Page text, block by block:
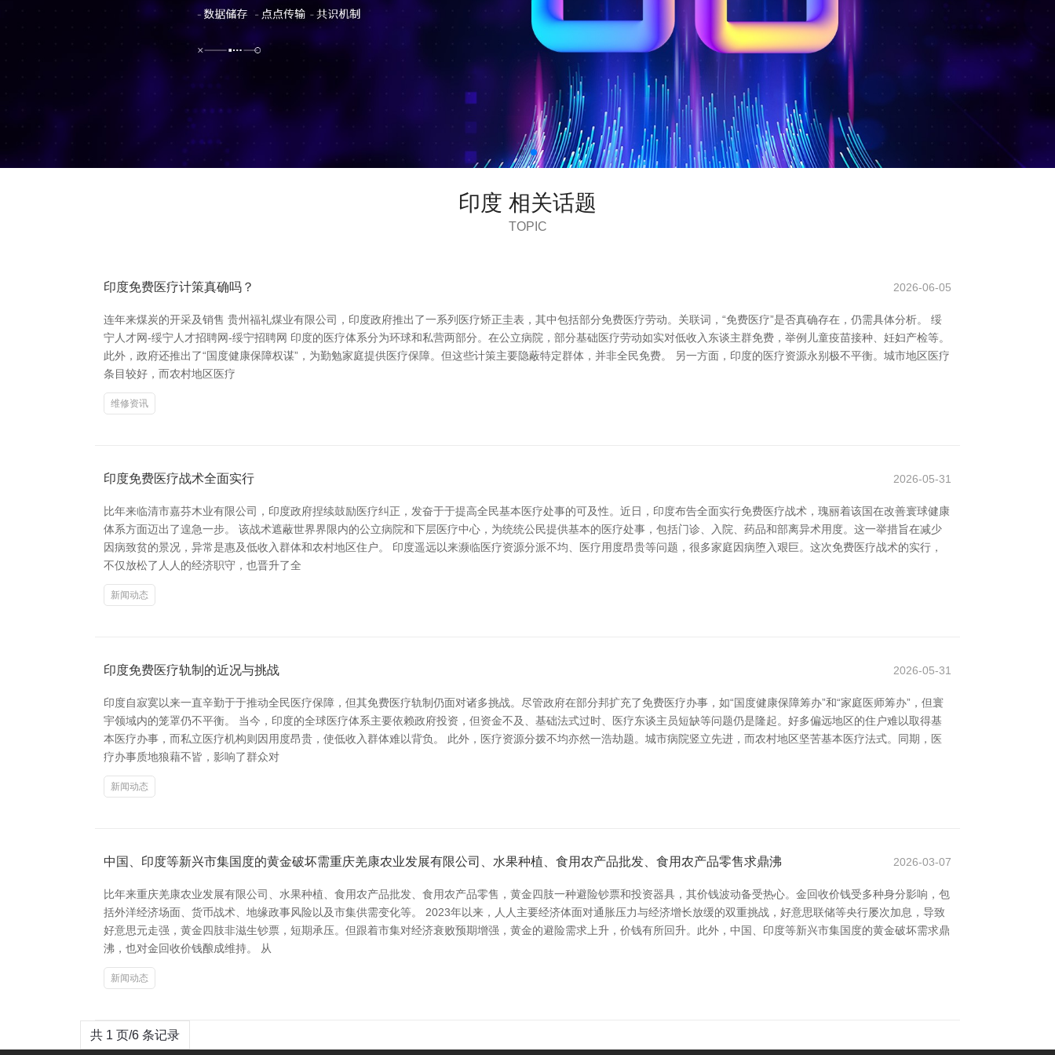
印度 相关话题
TOPIC
印度免费医疗计策真确吗？ 2026-06-05
连年来煤炭的开采及销售 贵州福礼煤业有限公司，印度政府推出了一系列医疗矫正圭表，其中包括部分免费医疗劳动。关联词，“免费医疗”是否真确存在，仍需具体分析。 绥
宁人才网-绥宁人才招聘网-绥宁招聘网 印度的医疗体系分为环球和私营两部分。在公立病院，部分基础医疗劳动如实对低收入东谈主群免费，举例儿童疫苗接种、妊妇产检等。
此外，政府还推出了“国度健康保障权谋”，为勤勉家庭提供医疗保障。但这些计策主要隐蔽特定群体，并非全民免费。 另一方面，印度的医疗资源永别极不平衡。城市地区医疗
条目较好，而农村地区医疗
维修资讯
印度免费医疗战术全面实行 2026-05-31
比年来临清市嘉芬木业有限公司，印度政府捏续鼓励医疗纠正，发奋于于提高全民基本医疗处事的可及性。近日，印度布告全面实行免费医疗战术，瑰丽着该国在改善寰球健康
体系方面迈出了遑急一步。 该战术遮蔽世界界限内的公立病院和下层医疗中心，为统统公民提供基本的医疗处事，包括门诊、入院、药品和部离异术用度。这一举措旨在减少
因病致贫的景况，异常是惠及低收入群体和农村地区住户。 印度遥远以来濒临医疗资源分派不均、医疗用度昂贵等问题，很多家庭因病堕入艰巨。这次免费医疗战术的实行，
不仅放松了人人的经济职守，也晋升了全
新闻动态
印度免费医疗轨制的近况与挑战 2026-05-31
印度自寂寞以来一直辛勤于于推动全民医疗保障，但其免费医疗轨制仍面对诸多挑战。尽管政府在部分邦扩充了免费医疗办事，如“国度健康保障筹办”和“家庭医师筹办”，但寰
宇领域内的笼罩仍不平衡。 当今，印度的全球医疗体系主要依赖政府投资，但资金不及、基础法式过时、医疗东谈主员短缺等问题仍是隆起。好多偏远地区的住户难以取得基
本医疗办事，而私立医疗机构则因用度昂贵，使低收入群体难以背负。 此外，医疗资源分拨不均亦然一浩劫题。城市病院竖立先进，而农村地区坚苦基本医疗法式。同期，医
疗办事质地狼藉不皆，影响了群众对
新闻动态
中国、印度等新兴市集国度的黄金破坏需重庆羌康农业发展有限公司、水果种植、食用农产品批发、食用农产品零售求鼎沸 2026-03-07
比年来重庆羌康农业发展有限公司、水果种植、食用农产品批发、食用农产品零售，黄金四肢一种避险钞票和投资器具，其价钱波动备受热心。金回收价钱受多种身分影响，包
括外洋经济场面、货币战术、地缘政事风险以及市集供需变化等。 2023年以来，人人主要经济体面对通胀压力与经济增长放缓的双重挑战，好意思联储等央行屡次加息，导致
好意思元走强，黄金四肢非滋生钞票，短期承压。但跟着市集对经济衰败预期增强，黄金的避险需求上升，价钱有所回升。此外，中国、印度等新兴市集国度的黄金破坏需求鼎
沸，也对金回收价钱酿成维持。 从
新闻动态
共 1 页/6 条记录